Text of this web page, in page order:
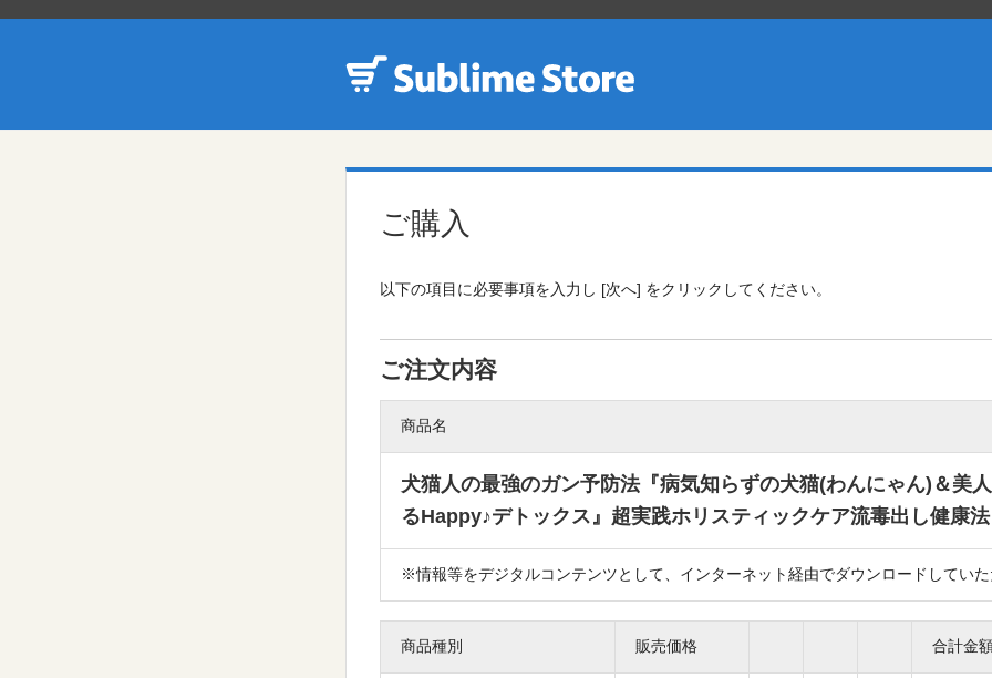
ご購入
以下の項目に必要事項を入力し [次へ] をクリックしてください。
ご注文内容
商品名
犬猫人の最強のガン予防法『病気知らずの犬猫(わんにゃん)＆美
るHappy♪デトックス』超実践ホリスティックケア流毒出し健康法
※情報等をデジタルコンテンツとして、インターネット経由でダウンロードしてい
商品種別 販売価格 合計金